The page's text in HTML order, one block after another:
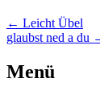
← Leicht Übel
glaubst ned a du
Menü